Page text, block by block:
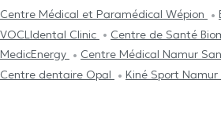
Centre Médical et Paramédical Wépion
VOCLIdental Clinic
Centre de Santé
MedicEnergy
Centre Médical Namur
Centre dentaire Opal
Kiné Sport Namur